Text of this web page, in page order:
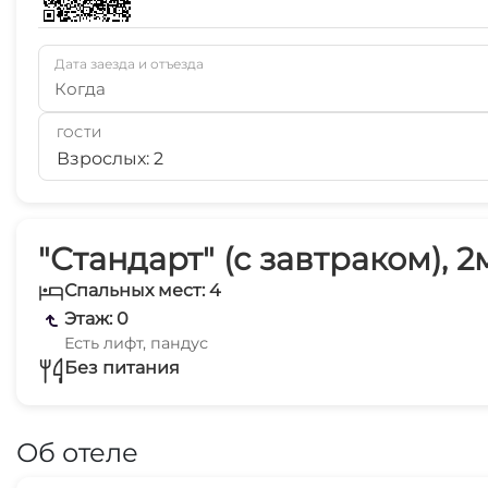
"Стандарт" (с завтраком),
Спальных мест: 4
Этаж: 0
Есть лифт, пандус
Без питания
Об отеле
Дата заезда и отъезда
Когда
ГОСТИ
Взрослых: 2